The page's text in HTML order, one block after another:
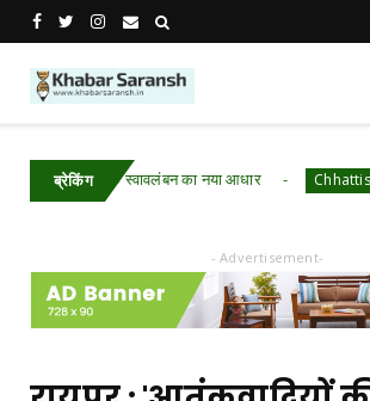
ब्रेकिंग
बनी आर्थिक स्वावलंबन का नया आधार Chhattisgarh
- Advertisement-